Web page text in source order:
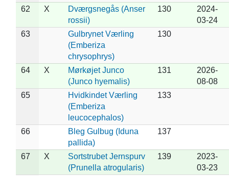
62 X
Dværgsnegås (Anser
rossii)
130
2024-
03-24
63
Gulbrynet Værling
(Emberiza
chrysophrys)
130
64 X
Mørkøjet Junco
(Junco hyemalis)
131
2026-
08-08
65
Hvidkindet Værling
(Emberiza
leucocephalos)
133
66
Bleg Gulbug (Iduna
pallida)
137
67 X
Sortstrubet Jernspurv
(Prunella atrogularis)
139
2023-
03-23